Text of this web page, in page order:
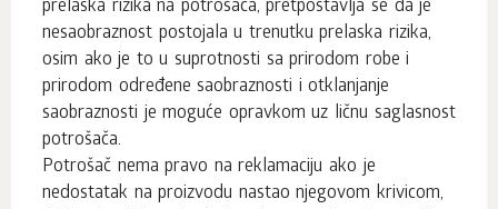
prelaska rizika na potrošača, pretpostavlja se da je
nesaobraznost postojala u trenutku prelaska rizika,
osim ako je to u suprotnosti sa prirodom robe i
prirodom određene saobraznosti i otklanjanje
saobraznosti je moguće opravkom uz ličnu saglasnost
potrošača.
Potrošač nema pravo na reklamaciju ako je
nedostatak na proizvodu nastao njegovom krivicom,